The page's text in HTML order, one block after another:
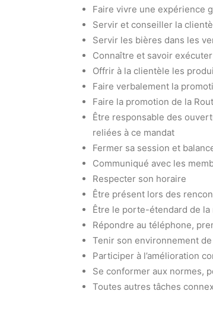
Faire vivre une expérience
Servir et conseiller la
Servir les bières dans les
Connaître et savoir
Offrir à la clientèle les
Faire verbalement la
Faire la promotion de la
Être responsable des
reliées à ce mandat
Fermer sa session et
Communiqué avec les
Respecter son horaire
Être présent lors des
Être le porte-étendard de la
Répondre au téléphone,
Tenir son environnement
Participer à l’amélioration
Se conformer aux normes,
Toutes autres tâches